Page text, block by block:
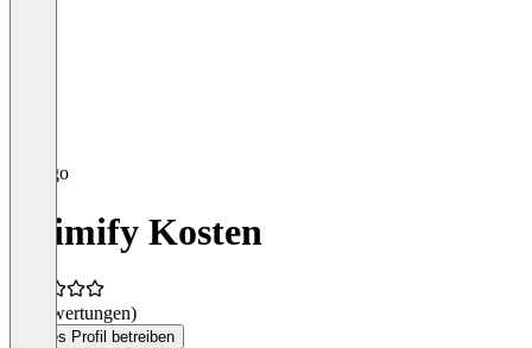
Drimify Kosten
(0 Bewertungen)
Dieses Profil betreiben